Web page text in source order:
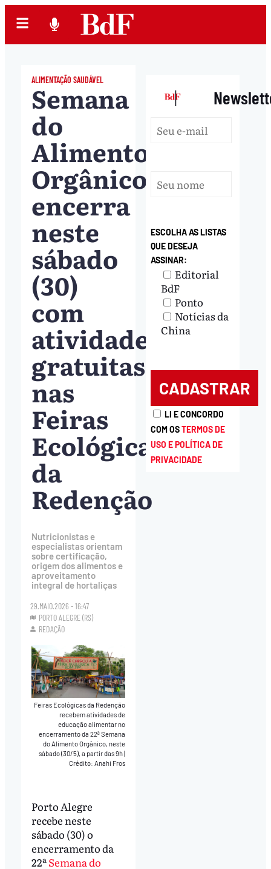
ALIMENTAÇÃO SAUDÁVEL
Semana
do
Alimento
Orgânico
encerra
neste
sábado
(30)
com
atividades
gratuitas
nas
Feiras
Ecológicas
da
Redenção
Nutricionistas e
especialistas orientam
sobre certificação,
origem dos alimentos e
aproveitamento
integral de hortaliças
29.MAIO.2026 - 16:47
PORTO ALEGRE (RS)
REDAÇÃO
Feiras Ecológicas da Redenção
recebem atividades de
educação alimentar no
encerramento da 22ª Semana
do Alimento Orgânico, neste
sábado (30/5), a partir das 9h
Crédito: Anahi Fros
Porto Alegre
recebe neste
sábado (30) o
encerramento da
22ªSemana do
|
ESCOLHA AS LISTAS
QUE DESEJA
ASSINAR:
Editorial
BdF
Ponto
Notícias da
China
LI E CONCORDO
COM OSTERMOS DE
USO E POLÍTICA DE
PRIVACIDADE